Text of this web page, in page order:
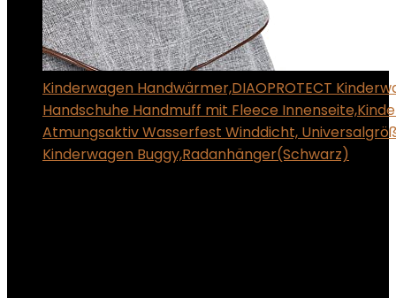
Kinderwagen Handwärmer,DIAOPROTECT
Handschuhe Handmuff mit Fleece
Atmungsaktiv Wasserfest Winddicht,
Kinderwagen Buggy,Radanhänger(Schwarz)